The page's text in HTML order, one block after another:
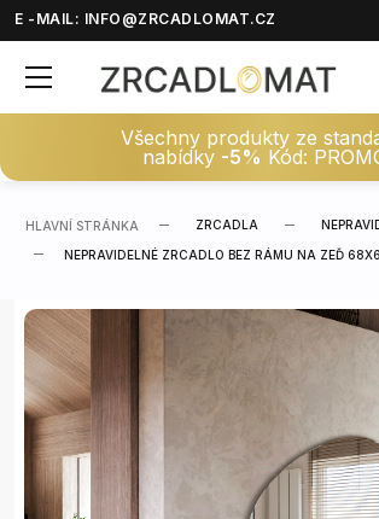
E -MAIL: INFO@ZRCADLOMAT.CZ
Všechny produkty ze
nabídky -5% Kód:
HLAVNÍ STRÁNKA ZRCADLA
NEPRAVIDELNÉ ZRCADLO BEZ RÁMU NA ZEĎ